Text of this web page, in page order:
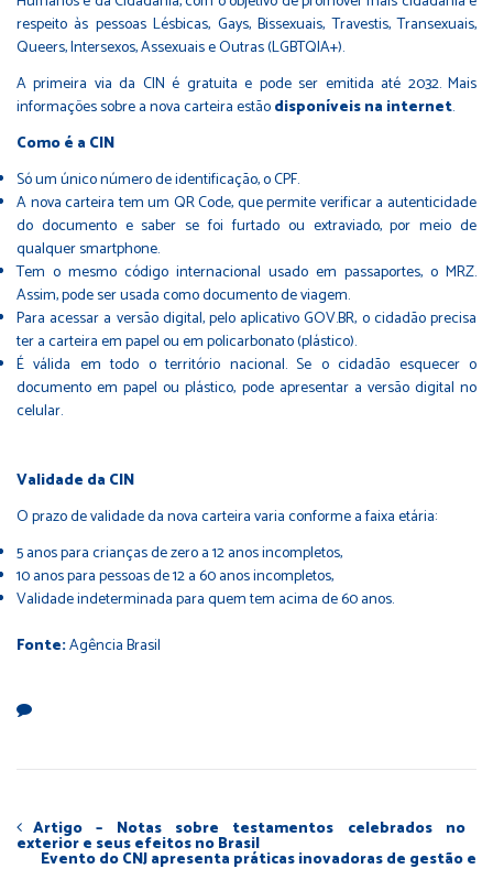
respeito às pessoas Lésbicas, Gays, Bissexuais, Travestis, Transexuais,
Queers, Intersexos, Assexuais e Outras (LGBTQIA+).
A primeira via da CIN é gratuita e pode ser emitida até 2032. Mais
informações sobre a nova carteira estãodisponíveis na internet.
Como é a CIN
Só um único número de identificação, o CPF.
A nova carteira tem um QR Code, que permite verificar a autenticidade
do documento e saber se foi furtado ou extraviado, por meio de
qualquer smartphone.
Tem o mesmo código internacional usado em passaportes, o MRZ.
Assim, pode ser usada como documento de viagem.
Para acessar a versão digital, pelo aplicativo GOV.BR, o cidadão precisa
ter a carteira em papel ou em policarbonato (plástico).
É válida em todo o território nacional. Se o cidadão esquecer o
documento em papel ou plástico, pode apresentar a versão digital no
celular.
Validade da CIN
O prazo de validade da nova carteira varia conforme a faixa etária:
5 anos para crianças de zero a 12 anos incompletos,
10 anos para pessoas de 12 a 60 anos incompletos,
Validade indeterminada para quem tem acima de 60 anos.
Fonte:Agência Brasil
Artigo – Notas sobre testamentos celebrados no
exterior e seus efeitos no Brasil
Evento do CNJ apresenta práticas inovadoras de gestão e